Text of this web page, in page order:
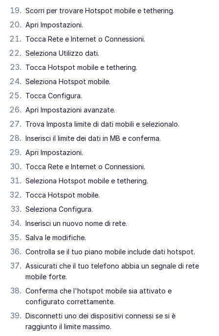
Scorri per trovare Hotspot mobile e tethering.
Apri Impostazioni.
Tocca Rete e Internet o Connessioni.
Seleziona Utilizzo dati.
Tocca Hotspot mobile e tethering.
Seleziona Hotspot mobile.
Tocca Configura.
Apri Impostazioni avanzate.
Trova Imposta limite di dati mobili e selezionalo.
Inserisci il limite dei dati in MB e conferma.
Apri Impostazioni.
Tocca Rete e Internet o Connessioni.
Seleziona Hotspot mobile e tethering.
Tocca Hotspot mobile.
Seleziona Configura.
Inserisci un nuovo nome di rete.
Salva le modifiche.
Controlla se il tuo piano mobile include dati hotspot.
Assicurati che il tuo telefono abbia un segnale di rete
mobile forte.
Conferma che l'hotspot mobile sia attivato e
configurato correttamente.
Disconnetti uno dei dispositivi connessi se si è
raggiunto il limite massimo.